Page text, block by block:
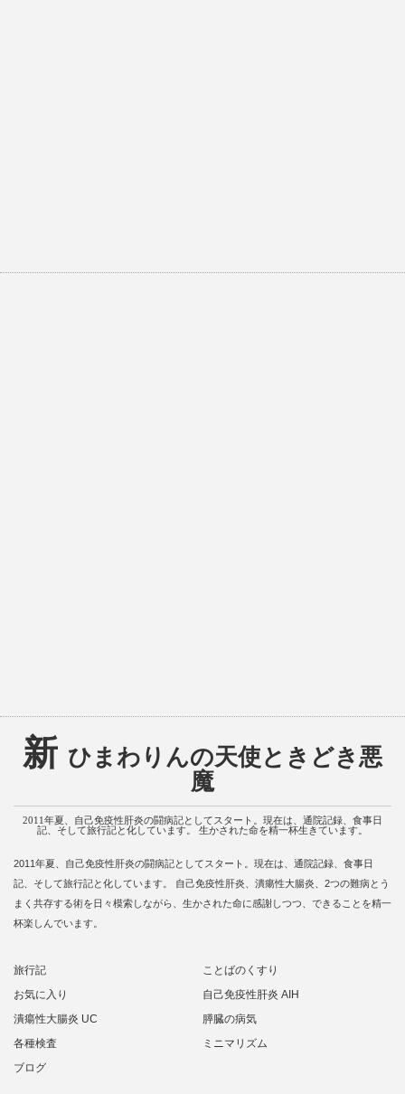
新 ひまわりんの天使ときどき悪
魔
2011年夏、自己免疫性肝炎の闘病記としてスタート。現在は、通院記録、食事日
記、そして旅行記と化しています。 生かされた命を精一杯生きています。
2011年夏、自己免疫性肝炎の闘病記としてスタート。現在は、通院記録、食事日
記、そして旅行記と化しています。 自己免疫性肝炎、潰瘍性大腸炎、2つの難病とう
まく共存する術を日々模索しながら、生かされた命に感謝しつつ、できることを精一
杯楽しんでいます。
旅行記
ことばのくすり
お気に入り
自己免疫性肝炎 AIH
潰瘍性大腸炎 UC
膵臓の病気
各種検査
ミニマリズム
ブログ